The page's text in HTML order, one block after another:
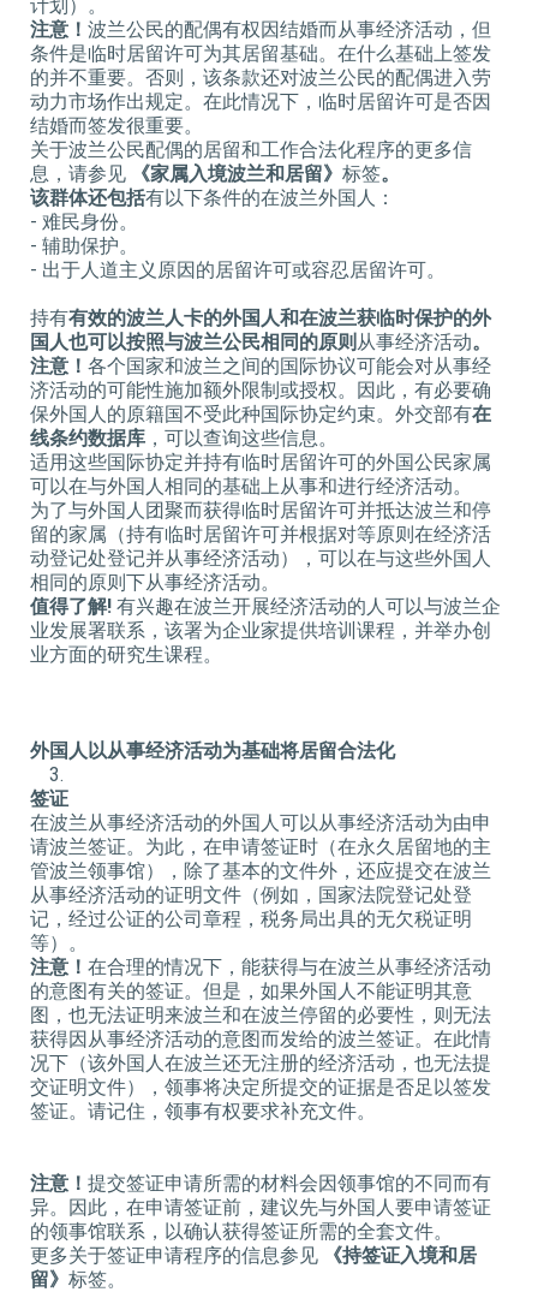
计划）。
注意！ 波兰公民的配偶有权因结婚而从事经济活动，但
条件是临时居留许可为其居留基础。在什么基础上签发
的并不重要。否则，该条款还对波兰公民的配偶进入劳
动力市场作出规定。在此情况下，临时居留许可是否因
结婚而签发很重要。
关于波兰公民配偶的居留和工作合法化程序的更多信
息，请参见
《家属入境波兰和居留》 标签。
该群体还包括有以下条件的在波兰外国人：
- 难民身份。
- 辅助保护。
- 出于人道主义原因的居留许可或容忍居留许可。
持有有效的波兰人卡的外国人和在波兰获临时保护的外
国人也可以按照与波兰公民相同的原则 从事经济活动。
注意！ 各个国家和波兰之间的国际协议可能会对从事经
济活动的可能性施加额外限制或授权。因此，有必要确
保外国人的原籍国不受此种国际协定约束。外交部有在
线条约数据库 ，可以查询这些信息。
适用这些国际协定并持有临时居留许可的外国公民家属
可以在与外国人相同的基础上从事和进行经济活动。
为了与外国人团聚而获得临时居留许可并抵达波兰和停
留的家属（持有临时居留许可并根据对等原则在经济活
动登记处登记并从事经济活动），可以在与这些外国人
相同的原则下从事经济活动。
值得了解! 有兴趣在波兰开展经济活动的人可以与波兰企
业发展署联系，该署为企业家提供培训课程，并举办创
业方面的研究生课程。
外国人以从事经济活动为基础将居留合法化
签证
在波兰从事经济活动的外国人可以从事经济活动为由申
请波兰签证。为此，在申请签证时（在永久居留地的主
管波兰领事馆），除了基本的文件外，还应提交在波兰
从事经济活动的证明文件（例如，国家法院登记处登
记，经过公证的公司章程，税务局出具的无欠税证明
等）。
注意！ 在合理的情况下，能获得与在波兰从事经济活动
的意图有关的签证。但是，如果外国人不能证明其意
图，也无法证明来波兰和在波兰停留的必要性，则无法
获得因从事经济活动的意图而发给的波兰签证。在此情
况下（该外国人在波兰还无注册的经济活动，也无法提
交证明文件），领事将决定所提交的证据是否足以签发
签证。请记住，领事有权要求补充文件。
注意！ 提交签证申请所需的材料会因领事馆的不同而有
异。因此，在申请签证前，建议先与外国人要申请签证
的领事馆联系，以确认获得签证所需的全套文件。
更多关于签证申请程序的信息参见
《持签证入境和居
留》 标签。